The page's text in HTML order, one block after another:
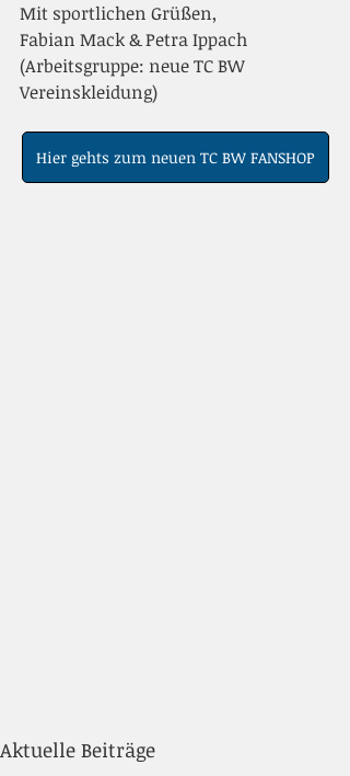
Mit sportlichen Grüßen,
Fabian Mack & Petra Ippach
(Arbeitsgruppe: neue TC BW
Vereinskleidung)
Hier gehts zum neuen TC BW FANSHOP
Aktuelle Beiträge